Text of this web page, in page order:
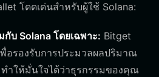
โดดเด่นสำหรับผู้ใช้ Solana:
บ Solana โดยเฉพาะ: Bitget
อรองรับการประมวลผลปริมาณ
ทำให้มั่นใจได้ว่าธุรกรรมของคุณ